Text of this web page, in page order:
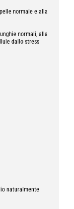
normale e alla
normali, alla
dallo stress
naturalmente